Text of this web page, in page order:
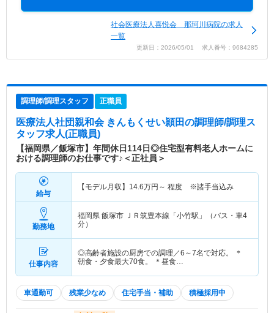
社会医療法人喜悦会 那珂川病院の求人
一覧
更新日：2026/05/01 求人番号：9684285
調理師/調理スタッフ 正職員
医療法人社団親和会 きんもくせい頴田の調理師/調理ス
タッフ求人(正職員)
【福岡県／飯塚市】年間休日114日◎住宅型有料老人ホームに
おける調理師のお仕事です♪＜正社員＞
給与
【モデル月収】 14.6万円～ 程度 ※諸手当込み
勤務地
福岡県 飯塚市
ＪＲ筑豊本線「小竹駅」（バス・車4
分）
仕事内容
◎高齢者施設の厨房での調理／6～7名で対応。 ＊
朝食・夕食最大70食。 ＊昼食…
車通勤可 残業少なめ 住宅手当・補助 積極採用中